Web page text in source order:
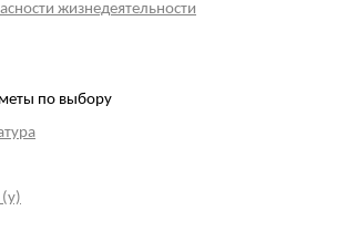
жизнедеятельности
по выбору